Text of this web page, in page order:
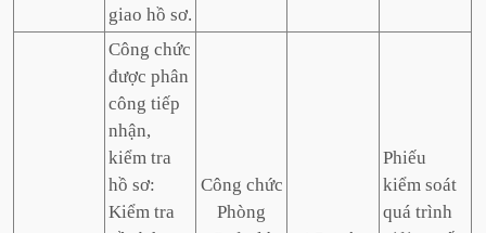
giao hồ sơ.
Công chức
được phân
công tiếp
nhận,
kiểm tra
hồ sơ:
Kiểm tra
Công chức
Phòng
Phiếu
kiểm soát
quá trình